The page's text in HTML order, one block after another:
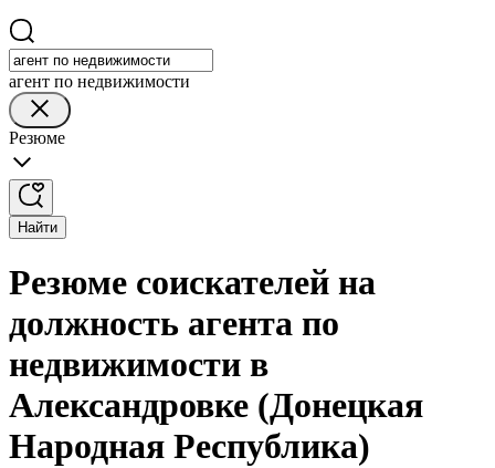
агент по недвижимости
Резюме
Найти
Резюме соискателей на
должность агента по
недвижимости в
Александровке (Донецкая
Народная Республика)